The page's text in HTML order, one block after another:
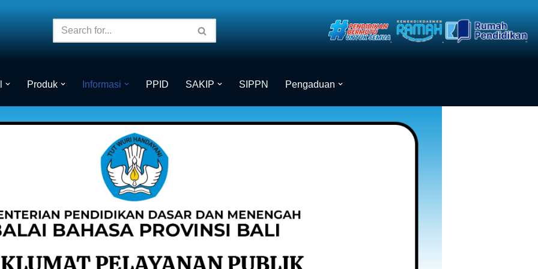
Produk Informasi PPID SAKIP SIPPN Pengaduan